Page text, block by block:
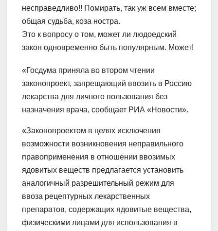
несправедливо!! Помирать, так уж всем вместе;
общая судьба, коза ностра.
Это к вопросу о том, может ли людоедский
закон одновременно быть популярным. Может!
«Госдума приняла во втором чтении
законопроект, запрещающий ввозить в Россию
лекарства для личного пользования без
назначения врача, сообщает РИА «Новости».
«Законопроектом в целях исключения
возможности возникновения неправильного
правоприменения в отношении ввозимых
ядовитых веществ предлагается установить
аналогичный разрешительный режим для
ввоза рецептурных лекарственных
препаратов, содержащих ядовитые вещества,
физическими лицами для использования в